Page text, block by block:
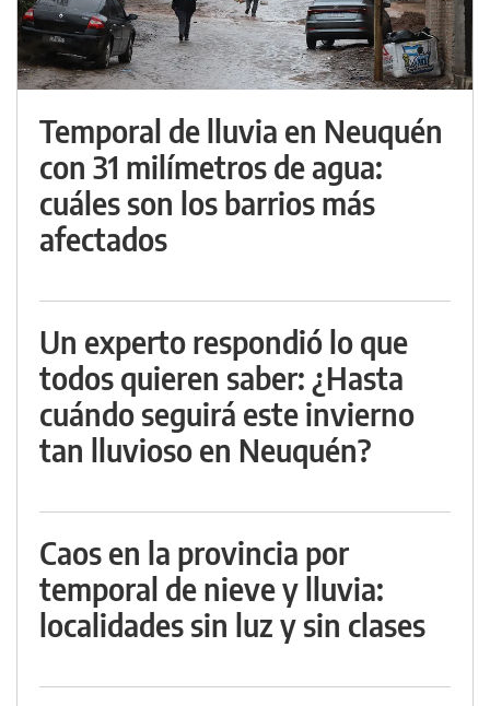
Temporal de lluvia en Neuquén
con 31 milímetros de agua:
cuáles son los barrios más
afectados
Un experto respondió lo que
todos quieren saber: ¿Hasta
cuándo seguirá este invierno
tan lluvioso en Neuquén?
Caos en la provincia por
temporal de nieve y lluvia:
localidades sin luz y sin clases